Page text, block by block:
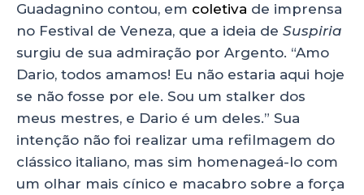
Guadagnino contou, em coletiva de imprensa
no Festival de Veneza, que a ideia de Suspiria
surgiu de sua admiração por Argento. “Amo
Dario, todos amamos! Eu não estaria aqui hoje
se não fosse por ele. Sou um stalker dos
meus mestres, e Dario é um deles.” Sua
intenção não foi realizar uma refilmagem do
clássico italiano, mas sim homenageá-lo com
um olhar mais cínico e macabro sobre a força